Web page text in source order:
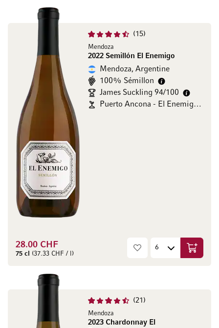
15
Mendoza
2022 Semillón El Enemigo
Mendoza, Argentine
100% Sémillon
James Suckling 94/100
Puerto Ancona - El Enemigo Wines
28.00 CHF
75 cl (37.33 CHF / l) Ajouter
21
Mendoza
2023 Chardonnay El